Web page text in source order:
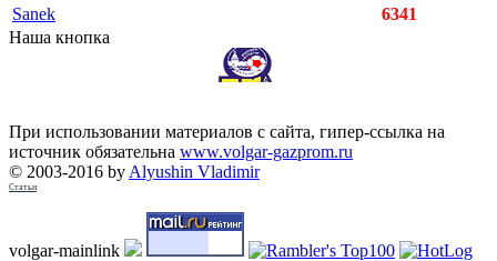
Sanek
6341
Наша кнопка
При использовании материалов с сайта, гипер-ссылка на
источник обязательна www.volgar-gazprom.ru
© 2003-2016 by Alyushin Vladimir
Статьи
volgar-mainlink